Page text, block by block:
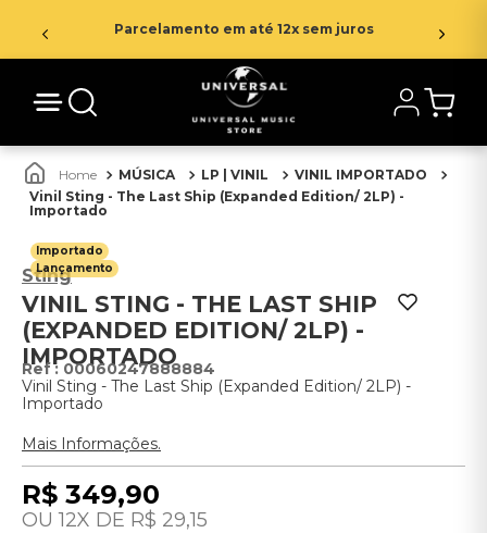
Parcelamento em até 12x sem juros
MÚSICA LP | VINIL
VINIL IMPORTADO
Vinil Sting - The Last Ship (Expanded Edition/ 2LP) -
Importado
Importado
Lançamento
Sting
VINIL STING - THE LAST SHIP
(EXPANDED EDITION/ 2LP) -
IMPORTADO
: 00060247888884
Vinil Sting - The Last Ship (Expanded Edition/ 2LP) -
Importado
Mais Informações.
R$ 349,90
12 R$ 29,15